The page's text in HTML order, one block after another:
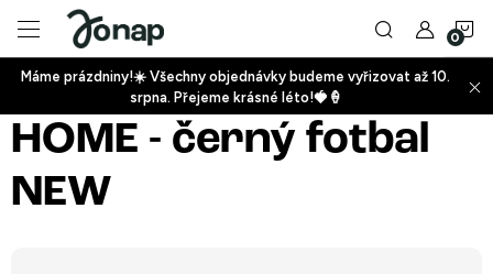
obsah
+
Máme prázdniny!☀️ Všechny objednávky budeme vyřizovat až 10.
srpna. Přejeme krásné léto!🍓🍦
HOME - černý fotbal
NEW